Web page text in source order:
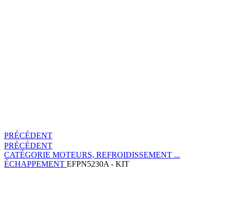
PRÉCÉDENT
PRÉCÉDENT
CATÉGORIE MOTEURS, REFROIDISSEMENT ...
ÉCHAPPEMENT EFPN5230A - KIT